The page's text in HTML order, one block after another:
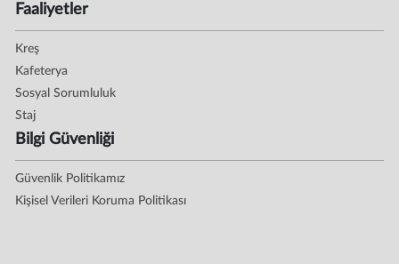
Faaliyetler
Kreş
Kafeterya
Sosyal Sorumluluk
Staj
Bilgi Güvenliği
Güvenlik Politikamız
Kişisel Verileri Koruma Politikası